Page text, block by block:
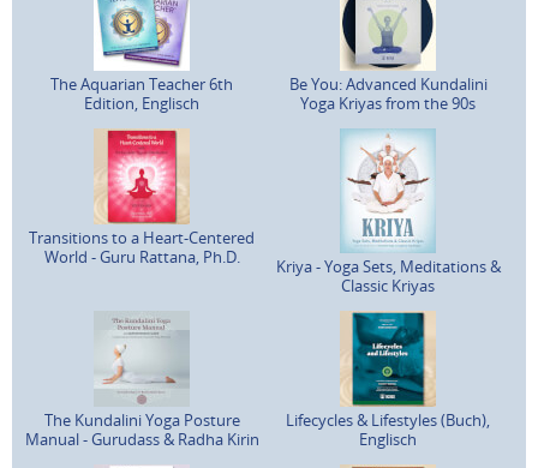
The Aquarian Teacher 6th
Edition, Englisch
Be You: Advanced Kundalini
Yoga Kriyas from the 90s
Transitions to a Heart-Centered
World - Guru Rattana, Ph.D.
Kriya - Yoga Sets, Meditations &
Classic Kriyas
The Kundalini Yoga Posture
Manual - Gurudass & Radha Kirin
Lifecycles & Lifestyles (Buch),
Englisch